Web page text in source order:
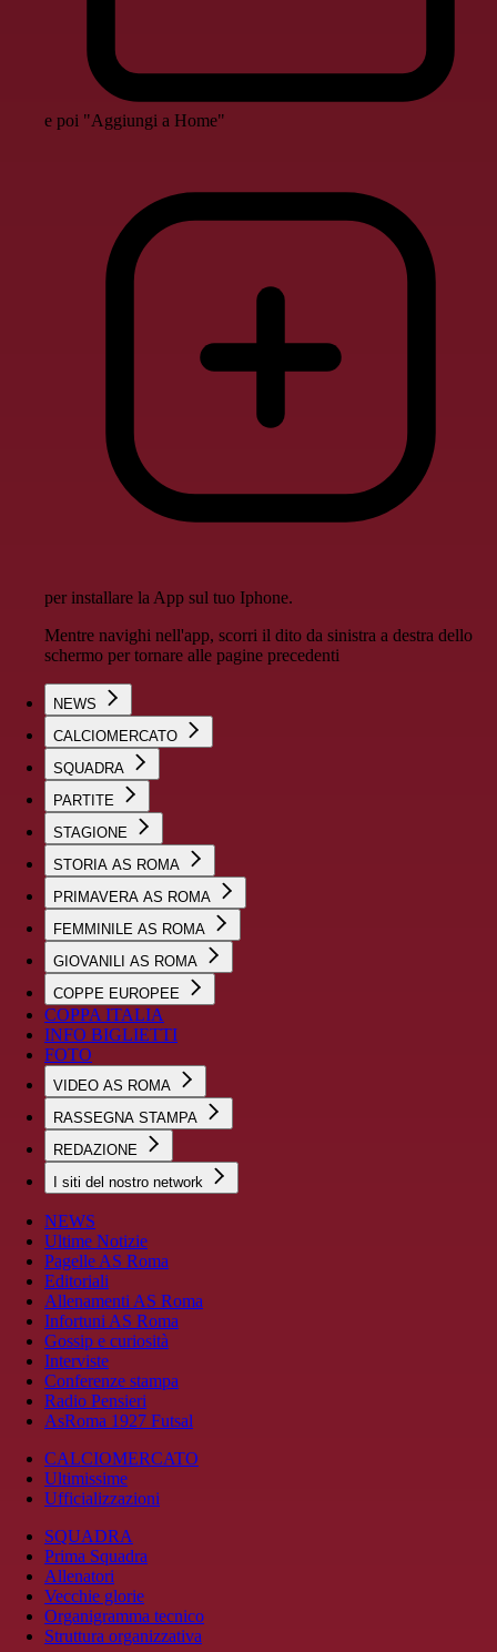
e poi "Aggiungi a Home"
per installare la App sul tuo Iphone.
Mentre navighi nell'app, scorri il dito da sinistra a destra dello
schermo per tornare alle pagine precedenti
NEWS
CALCIOMERCATO
SQUADRA
PARTITE
STAGIONE
STORIA AS ROMA
PRIMAVERA AS ROMA
FEMMINILE AS ROMA
GIOVANILI AS ROMA
COPPE EUROPEE
COPPA ITALIA
INFO BIGLIETTI
FOTO
VIDEO AS ROMA
RASSEGNA STAMPA
REDAZIONE
I siti del nostro network
NEWS
Ultime Notizie
Pagelle AS Roma
Editoriali
Allenamenti AS Roma
Infortuni AS Roma
Gossip e curiosità
Interviste
Conferenze stampa
Radio Pensieri
AsRoma 1927 Futsal
CALCIOMERCATO
Ultimissime
Ufficializzazioni
SQUADRA
Prima Squadra
Allenatori
Vecchie glorie
Organigramma tecnico
Struttura organizzativa